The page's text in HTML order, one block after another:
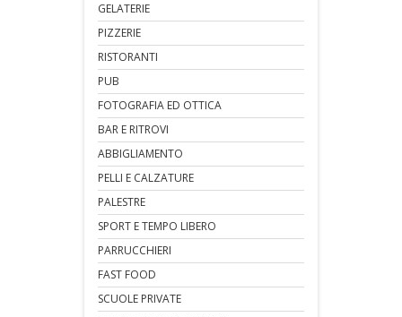
GELATERIE
PIZZERIE
RISTORANTI
PUB
FOTOGRAFIA ED OTTICA
BAR E RITROVI
ABBIGLIAMENTO
PELLI E CALZATURE
PALESTRE
SPORT E TEMPO LIBERO
PARRUCCHIERI
FAST FOOD
SCUOLE PRIVATE